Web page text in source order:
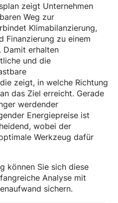
zeigt Unternehmen
Weg zur
Klimabilanzierung,
Finanzierung zu einem
Damit erhalten
und die
zeigt, in welche Richtung
das Ziel erreicht. Gerade
werdender
Energiepreise ist
wobei der
Werkzeug dafür
können Sie sich diese
Analyse mit
sichern.